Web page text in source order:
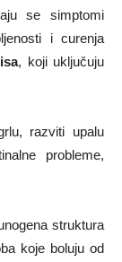
se simptomi
i curenja
, koji uključuju
razviti upalu
probleme,
struktura
koje boluju od